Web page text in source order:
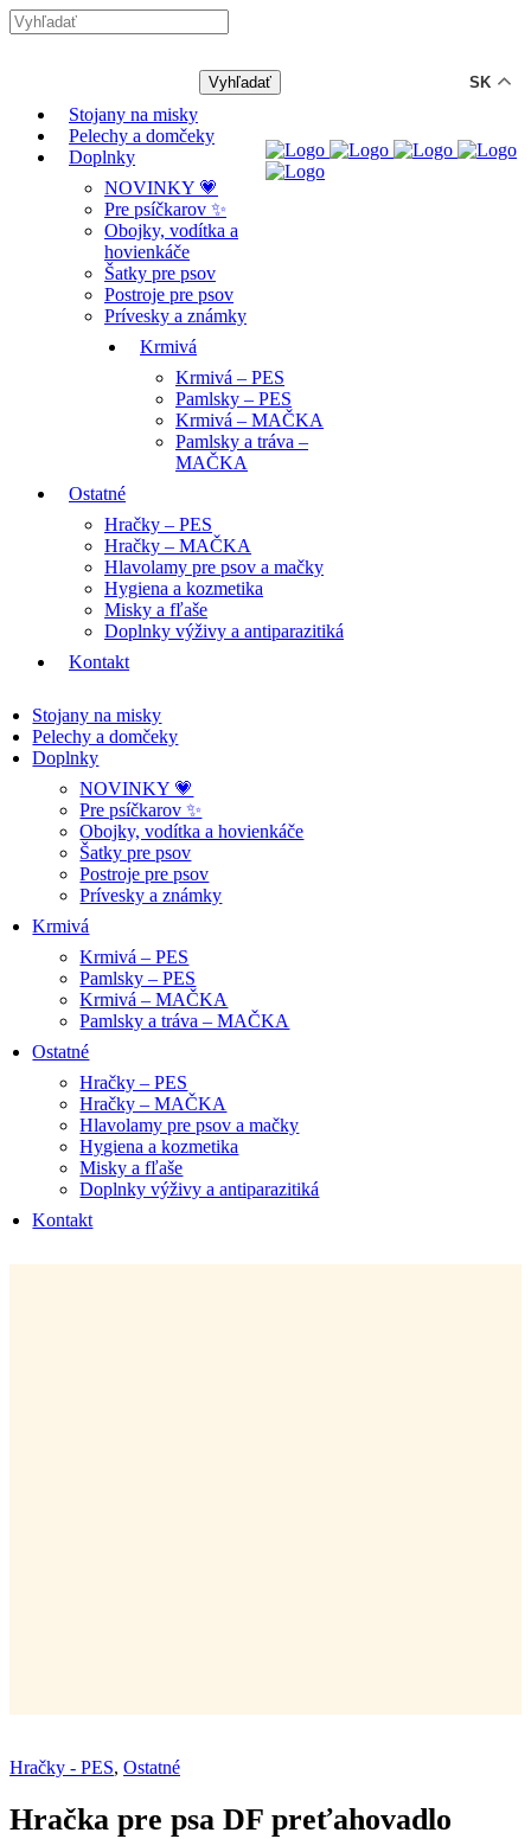
Stojany na misky
Pelechy a domčeky
Doplnky
NOVINKY 💗
Pre psíčkarov ✨
Obojky, vodítka a
hovienkáče
Šatky pre psov
Postroje pre psov
Prívesky a známky
Krmivá
Krmivá – PES
Pamlsky – PES
Krmivá – MAČKA
Pamlsky a tráva –
MAČKA
Ostatné
Hračky – PES
Hračky – MAČKA
Hlavolamy pre psov a mačky
Hygiena a kozmetika
Misky a fľaše
Doplnky výživy a antiparazitiká
Kontakt
Stojany na misky
Pelechy a domčeky
Doplnky
NOVINKY 💗
Pre psíčkarov ✨
Obojky, vodítka a hovienkáče
Šatky pre psov
Postroje pre psov
Prívesky a známky
Krmivá
Krmivá – PES
Pamlsky – PES
Krmivá – MAČKA
Pamlsky a tráva – MAČKA
Ostatné
Hračky – PES
Hračky – MAČKA
Hlavolamy pre psov a mačky
Hygiena a kozmetika
Misky a fľaše
Doplnky výživy a antiparazitiká
Kontakt
Hračky - PES, Ostatné
Hračka pre psa DF preťahovadlo
SK
-12% ZĽAVA s kódom "LETO12" ☀️